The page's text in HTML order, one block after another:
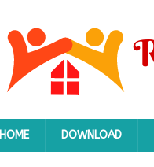
HOME DOWNLOAD